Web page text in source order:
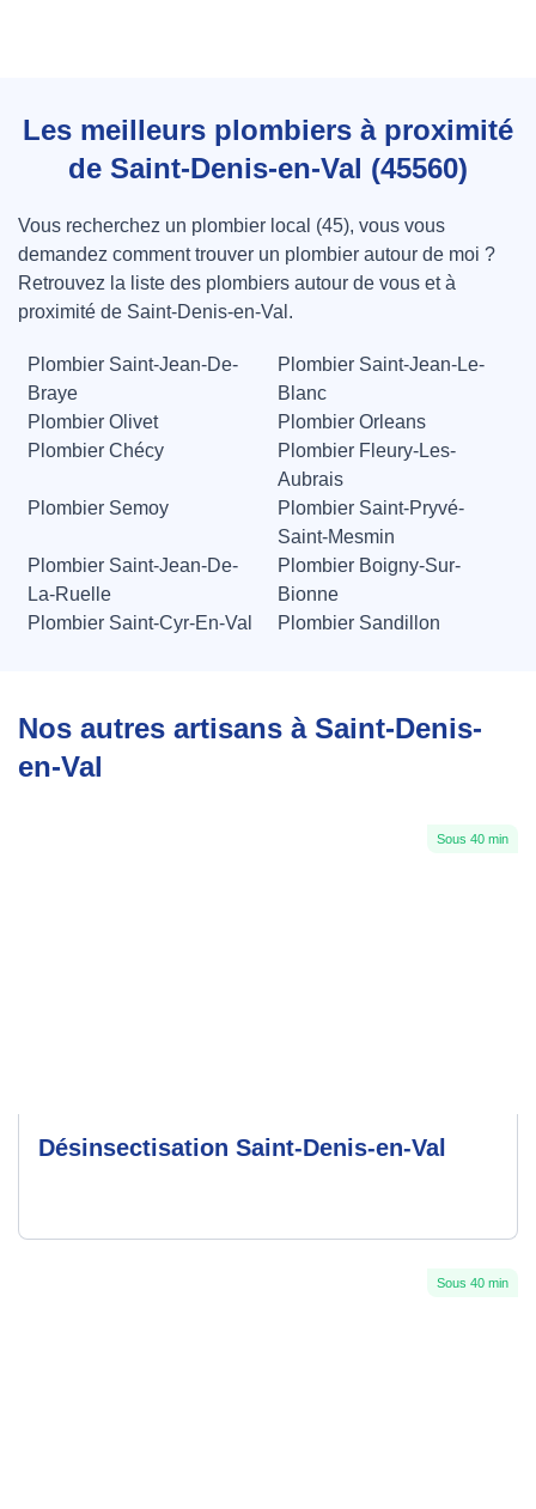
Les meilleurs plombiers à proximité
de Saint-Denis-en-Val (45560)
Vous recherchez un plombier local (45), vous vous
demandez comment trouver un plombier autour de moi ?
Retrouvez la liste des plombiers autour de vous et à
proximité de Saint-Denis-en-Val.
Plombier Saint-Jean-De-
Braye
Plombier Saint-Jean-Le-
Blanc
Plombier Olivet
Plombier Orleans
Plombier Chécy
Plombier Fleury-Les-
Aubrais
Plombier Semoy
Plombier Saint-Pryvé-
Saint-Mesmin
Plombier Saint-Jean-De-
La-Ruelle
Plombier Boigny-Sur-
Bionne
Plombier Saint-Cyr-En-Val
Plombier Sandillon
Nos autres artisans à Saint-Denis-
en-Val
Sous 40 min
Désinsectisation Saint-Denis-en-Val
Sous 40 min